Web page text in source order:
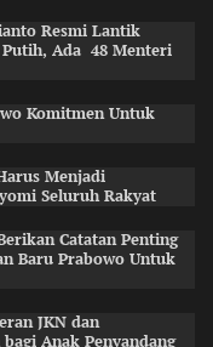
Resmi Lantik
Ada 48 Menteri
Komitmen Untuk
Menjadi
Seluruh Rakyat
Catatan Penting
Baru Prabowo Untuk
JKN dan
Anak Penyandang